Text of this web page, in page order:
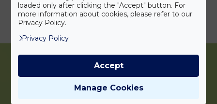
loaded only after clicking the "Accept" button. For
more information about cookies, please refer to our
Privacy Policy.
Privacy Policy
Manage Cookies
Accept